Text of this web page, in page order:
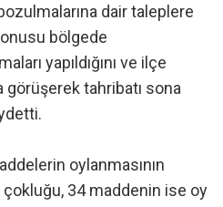
dair taleplere
bölgede
yapıldığını ve ilçe
tahribatı sona
oylanmasının
çokluğu, 34 maddenin ise oy